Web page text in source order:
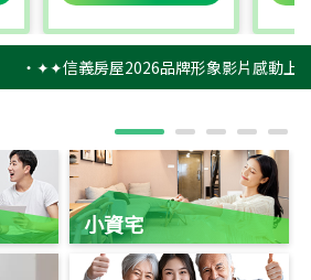
‧✦✦信義房屋2026品牌形象影片感動上
小資宅